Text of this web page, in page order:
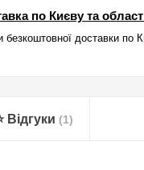
по Києву та
безкоштовної доставки по
Відгуки (1)